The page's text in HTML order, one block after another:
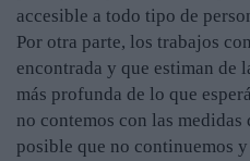
accesible a todo tipo de
Por otra parte, los trabajos
encontrada y que estiman de
más profunda de lo que
no contemos con las
posible que no continuemos